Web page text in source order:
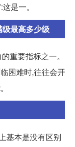
是一。
最高多少级
重要指标之一。
困难时,往往会开
基本是没有区别